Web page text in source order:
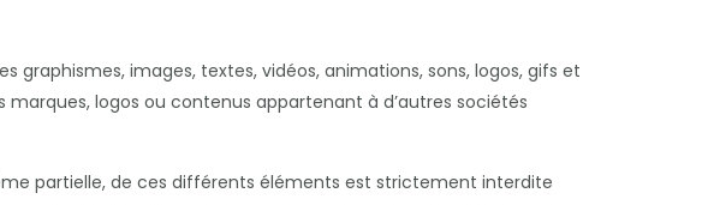
graphismes, images, textes, vidéos, animations, sons, logos, gifs et
logos ou contenus appartenant à d’autres sociétés
partielle, de ces différents éléments est strictement interdite